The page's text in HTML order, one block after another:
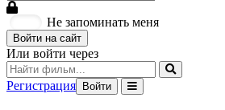
Не запоминать меня
Войти на сайт
Или войти через
Регистрация Войти